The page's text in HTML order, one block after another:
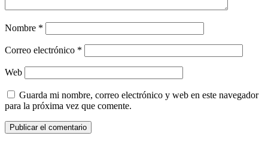
Nombre *
Correo electrónico *
Web
Guarda mi nombre, correo electrónico y web en este navegador
para la próxima vez que comente.